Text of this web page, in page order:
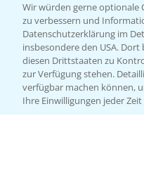
Wir würden gerne optionale
zu verbessern und
Datenschutzerklärung im
insbesondere den USA.
diesen Drittstaaten zu
zur Verfügung stehen.
verfügbar machen können,
Ihre Einwilligungen jeder